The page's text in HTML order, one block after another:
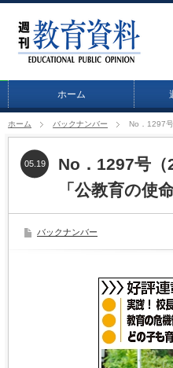
ホーム
ホーム バックナンバー No．1297
No．1297号
「公教育の使
05.19
バックナンバー